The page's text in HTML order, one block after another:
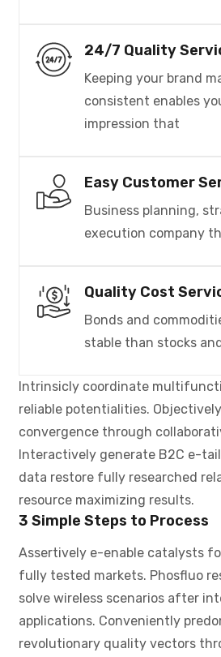
24/7 Quality
Keeping your brand
consistent enables
impression that
Easy Customer
Business planning,
execution company
Quality Cost
Bonds and
stable than stocks
Intrinsicly coordinate
reliable potentialities.
convergence through
Interactively generate B2C e-
data restore fully researched
resource maximizing results.
3 Simple Steps to Process
Assertively e-enable catalysts
fully tested markets. Phosfluo
solve wireless scenarios after
applications. Conveniently
revolutionary quality vectors